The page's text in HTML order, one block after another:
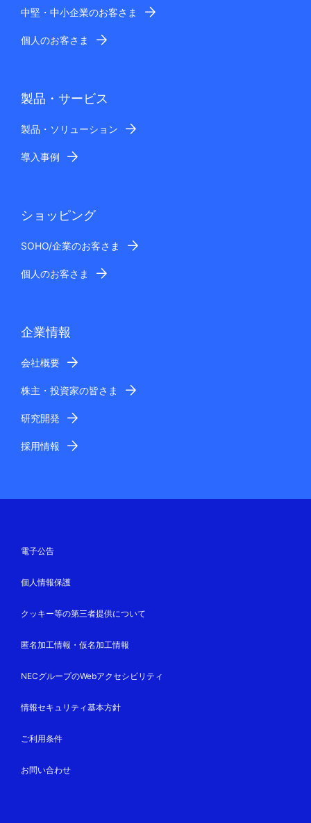
中堅・中小企業のお客さま
個人のお客さま
製品・サービス
製品・ソリューション
導入事例
ショッピング
SOHO/企業のお客さま
個人のお客さま
企業情報
会社概要
株主・投資家の皆さま
研究開発
採用情報
電子公告
個人情報保護
クッキー等の第三者提供について
匿名加工情報・仮名加工情報
NECグループのWebアクセシビリティ
情報セキュリティ基本方針
ご利用条件
お問い合わせ